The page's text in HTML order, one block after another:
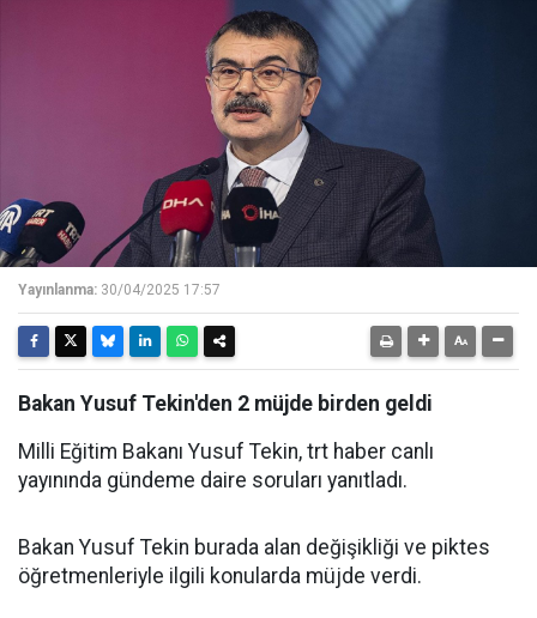
Yayınlanma: 30/04/2025 17:57
Bakan Yusuf Tekin'den 2 müjde birden geldi
Milli Eğitim Bakanı Yusuf Tekin, trt haber canlı
yayınında gündeme daire soruları yanıtladı.
Bakan Yusuf Tekin burada alan değişikliği ve piktes
öğretmenleriyle ilgili konularda müjde verdi.